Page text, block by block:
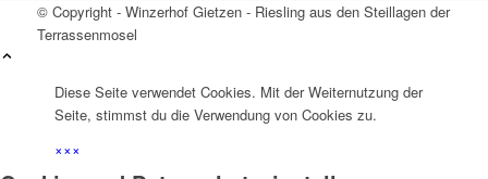
© Copyright - Winzerhof Gietzen - Riesling aus den Steillagen der
Terrassenmosel
Diese Seite verwendet Cookies. Mit der Weiternutzung der
Seite, stimmst du die Verwendung von Cookies zu.
×××